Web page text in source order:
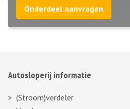
Onderdeel aanvragen
Autosloperij informatie
(Stroom)verdeler